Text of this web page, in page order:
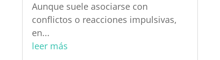
Aunque suele asociarse con
conflictos o reacciones impulsivas,
en...
leer más